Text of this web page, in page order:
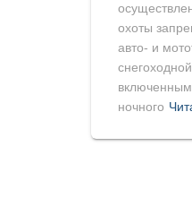
охоты
авто- и
ночного